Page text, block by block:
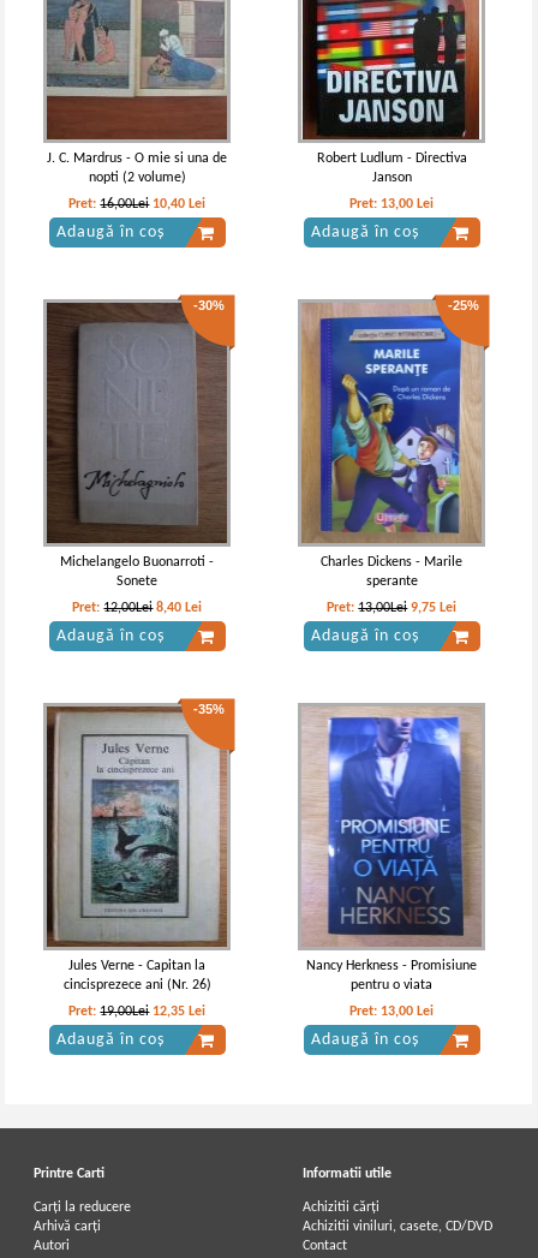
J. C. Mardrus - O mie si una de
nopti (2 volume)
Pret:16,00Lei 10,40 Lei
Adaugă în coș
Robert Ludlum - Directiva
Janson
Pret: 13,00 Lei
Adaugă în coș
-30%
Michelangelo Buonarroti -
Sonete
Pret:12,00Lei 8,40 Lei
Adaugă în coș
-25%
Charles Dickens - Marile
sperante
Pret:13,00Lei 9,75 Lei
Adaugă în coș
-35%
Jules Verne - Capitan la
cincisprezece ani (Nr. 26)
Pret:19,00Lei 12,35 Lei
Adaugă în coș
Nancy Herkness - Promisiune
pentru o viata
Pret: 13,00 Lei
Adaugă în coș
Printre Carti
Carți la reducere
Arhivă carți
Autori
Informatii utile
Achizitii cărți
Achizitii viniluri, casete, CD/DVD
Contact